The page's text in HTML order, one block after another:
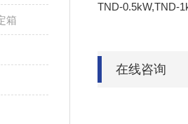
箱
TND-0.5kW,TND-
在线咨询